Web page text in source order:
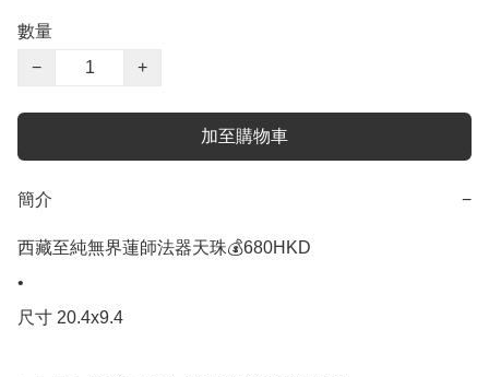
數量
−
+
加至購物車
簡介 −
西藏至純無界蓮師法器天珠💰680HKD
•
尺寸 20.4x9.4